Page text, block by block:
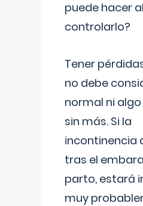
puede hacer
controlarlo?
Tener
no debe
normal ni
sin más. Si la
incontinencia
tras el
parto, estará
muy